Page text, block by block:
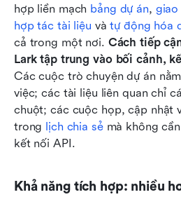
hợp liền mạch bảng dự án,
hợp tác tài liệu và tự động hóa
cả trong một nơi. Cách tiếp
Lark tập trung vào bối cảnh,
Các cuộc trò chuyện dự án
việc; các tài liệu liên quan chỉ
chuột; các cuộc họp, cập nhật
trong lịch chia sẻ mà không
kết nối API.
Khả năng tích hợp: nhiều